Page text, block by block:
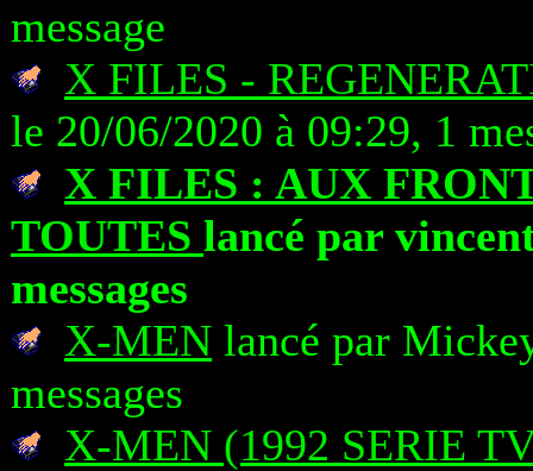
message
X FILES -
le 20/06/2020 à 09:29, 1
X FILES : AUX
TOUTES lancé par
messages
X-MEN lancé par
messages
X-MEN (1992 SERIE